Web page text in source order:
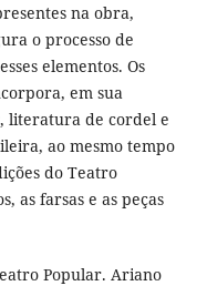
na obra,
o processo de
elementos. Os
em sua
literatura de cordel e
ao mesmo tempo
do Teatro
as farsas e as peças
Popular. Ariano